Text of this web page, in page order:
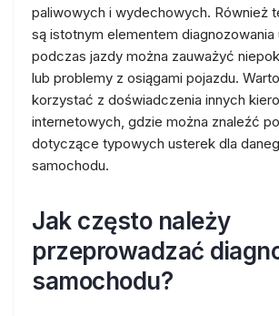
paliwowych i wydechowych. Również
są istotnym elementem diagnozowania
podczas jazdy można zauważyć
lub problemy z osiągami pojazdu.
korzystać z doświadczenia innych
internetowych, gdzie można znaleźć
dotyczące typowych usterek dla
samochodu.
Jak często należy
przeprowadzać
samochodu?